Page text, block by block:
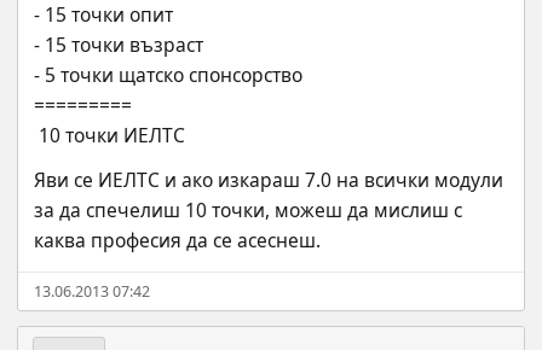
- 15 точки опит
- 15 точки възраст
- 5 точки щатско спонсорство
=========
10 точки ИЕЛТС
Яви се ИЕЛТС и ако изкараш 7.0 на всички модули
за да спечелиш 10 точки, можеш да мислиш с
каква професия да се асеснеш.
13.06.2013 07:42